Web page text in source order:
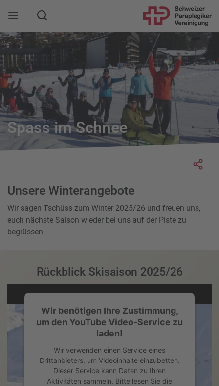
Mobile Navigation öffnen
Suche
Spass im Schnee
Unsere Winterangebote
Wir sagen Tschüss zum Winter 2025/26 und freuen uns,
euch nächste Saison wieder bei uns auf der Piste zu
begrüssen.
Rückblick Skisaison 2025/26
Wir benötigen Ihre Zustimmung,
um den YouTube Video-Service zu
laden!
Wir verwenden einen Service eines
Drittanbieters, um Videoinhalte einzubetten.
Dieser Service kann Daten zu Ihren
Aktivitäten sammeln. Bitte lesen Sie die